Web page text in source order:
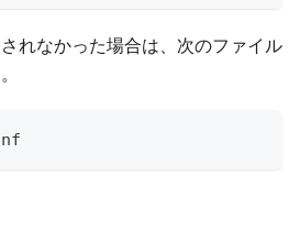
れなかった場合は、次のファイル